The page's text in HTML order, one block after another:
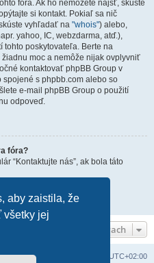
aby zaistila, že
všetky jej
fóra. Ak ho nemôžete nájsť, skúste
si kontakt. Pokiaľ sa nič
vyhľadať na "whois") alebo,
yahoo, IC, webzdarma, atď.),
poskytovateľa. Berte na
moc a nemôže nijak ovplyvniť
kontaktovať phpBB Group v
s phpbb.com alebo so
e-mail phpBB Group o použití
odpoveď.
fóra?
“Kontaktujte nás”, ak bola táto
Rýchla navigácia vo fórach
UTC+02:00